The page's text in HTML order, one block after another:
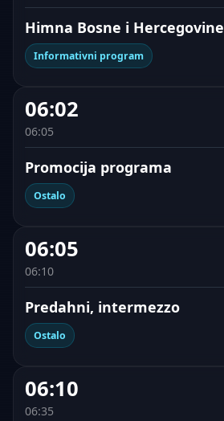
Himna Bosne i Hercegovine
Informativni program
06:02
06:05
Promocija programa
Ostalo
06:05
06:10
Predahni, intermezzo
Ostalo
06:10
06:35